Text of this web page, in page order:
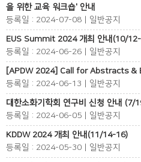
을 위한 교육 워크숍' 안내
등록일 : 2024-07-08 | 일반공지
EUS Summit 2024 개최 안내(10/
등록일 : 2024-06-26 | 일반공지
[APDW 2024] Call for Abstracts &
등록일 : 2024-06-13 | 일반공지
대한소화기학회 연구비 신청 안내 (7/
등록일 : 2024-06-05 | 일반공지
KDDW 2024 개최 안내(11/14-16)
등록일 : 2024-05-30 | 일반공지